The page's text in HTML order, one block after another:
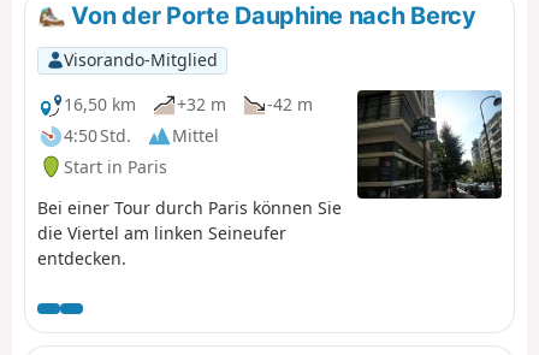
Von der Porte Dauphine nach Bercy
Visorando-Mitglied
16,50 km
+32 m
-42 m
4:50 Std.
Mittel
Start in Paris
Bei einer Tour durch Paris können Sie
die Viertel am linken Seineufer
entdecken.